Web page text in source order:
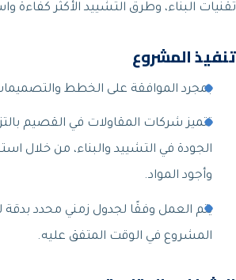
تقنيات البناء، وطرق التشييد الأكثر كفاءة
تنفيذ المشروع
بمجرد الموافقة على الخطط
تتميز شركات المقاولات في القصيم
الجودة في التشييد والبناء، من خلال
وأجود المواد.
يتم العمل وفقًا لجدول زمني محدد
المشروع في الوقت المتفق عليه.